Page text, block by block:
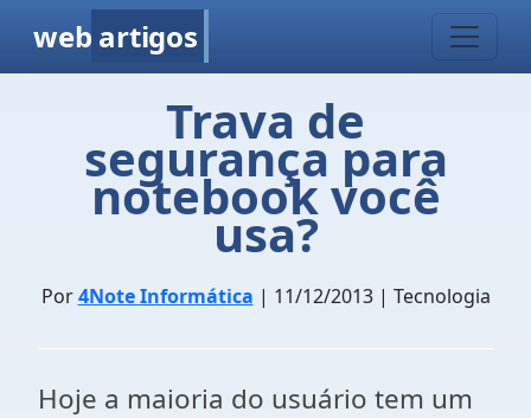
web artigos
Trava de
segurança para
notebook você
usa?
Por4Note Informática | 11/12/2013 | Tecnologia
Hoje a maioria do usuário tem um